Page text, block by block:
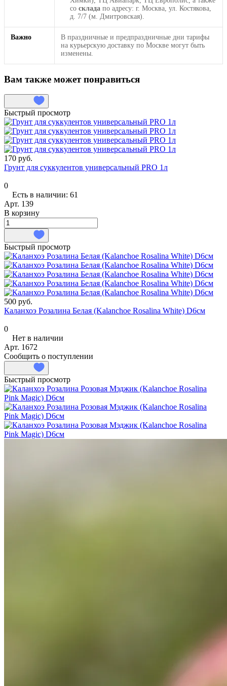
со склада по адресу: г. Москва, ул. Костякова,
д. 7/7 (м. Дмитровская).
Важно
В праздничные и предпраздничные дни тарифы
на курьерскую доставку по Москве могут быть
изменены.
Вам также может понравиться
Быстрый просмотр
170 руб.
Грунт для суккулентов универсальный PRO 1л
0
Есть в наличии: 61
Арт. 139
В корзину
Быстрый просмотр
500 руб.
Каланхоэ Розалина Белая (Kalanchoe Rosalina White) D6см
0
Нет в наличии
Арт. 1672
Сообщить о поступлении
Быстрый просмотр